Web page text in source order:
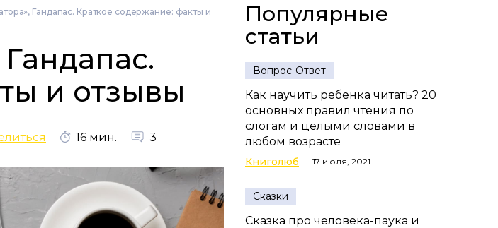
Гандапас. Краткое содержание: факты и
и отзывы
16 мин. 3
Популярные
статьи
Вопрос-Ответ
Как научить ребенка читать? 20
основных правил чтения по
слогам и целыми словами в
любом возрасте
Книголюб 17 июля, 2021
Сказки
Сказка про человека-паука и